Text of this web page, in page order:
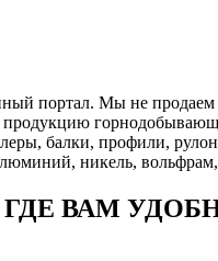
портал. Мы не продаем
балки, профили,
никель,
ВАМ